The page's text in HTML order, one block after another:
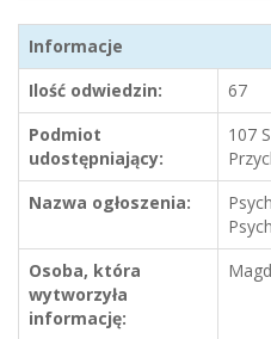
Informacje
Ilość odwiedzin:
67
Podmiot
udostępniający:
107
Nazwa ogłoszenia:
Osoba, która
wytworzyła
informację: